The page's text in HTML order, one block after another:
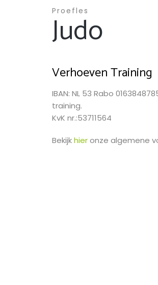
Proefles
Judo
Verhoeven Training
IBAN: NL 53 Rabo
training.
KvK nr.:53711564
Bekijkhieronze algemene